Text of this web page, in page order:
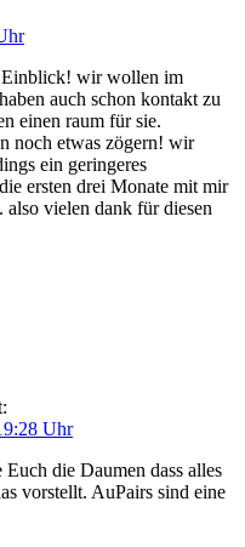
Einblick! wir wollen im
auch schon kontakt zu
einen raum für sie.
noch etwas zögern! wir
ein geringeres
ersten drei Monate mit mir
also vielen dank für diesen
Uhr
die Daumen dass alles
vorstellt. AuPairs sind eine